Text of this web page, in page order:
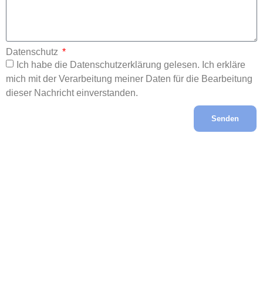
Datenschutz
Ich habe die Datenschutzerklärung gelesen. Ich erkläre
mich mit der Verarbeitung meiner Daten für die Bearbeitung
dieser Nachricht einverstanden.
Senden